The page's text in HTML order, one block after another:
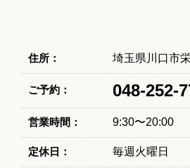
住所： 埼玉県川口市
ご予約： 048-252-
営業時間： 9:30〜20:00
定休日： 毎週火曜日